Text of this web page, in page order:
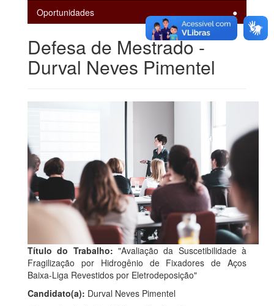
Oportunidades
Defesa de Mestrado -
Durval Neves Pimentel
Título do Trabalho: "Avaliação da Suscetibilidade à
Fragilização por Hidrogênio de Fixadores de Aços
Baixa-Liga Revestidos por Eletrodeposição"
Candidato(a): Durval Neves Pimentel